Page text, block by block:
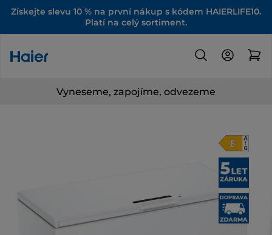
Získejte slevu 10 % na první nákup s kódem HAIERLIFE10.
Platí na celý sortiment.
Vyneseme, zapojíme, odvezeme